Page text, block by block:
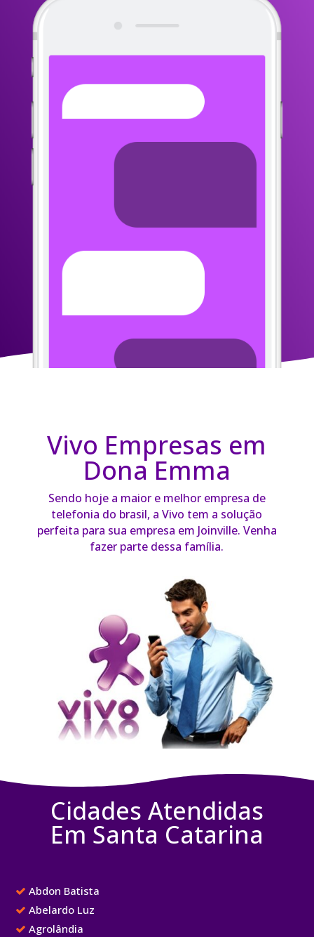
Vivo Empresas em
Dona Emma
Sendo hoje a maior e melhor empresa de
telefonia do brasil, a Vivo tem a solução
perfeita para sua empresa em Joinville. Venha
fazer parte dessa família.
Cidades Atendidas
Em Santa Catarina
Abdon Batista
Abelardo Luz
Agrolândia